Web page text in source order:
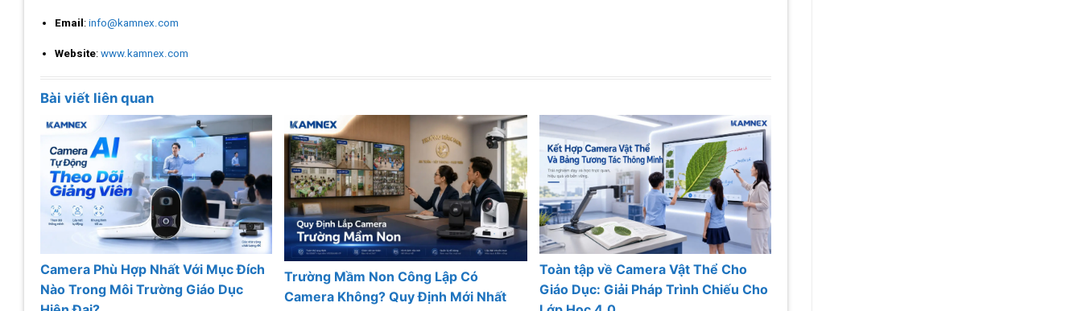
Email : info@kamnex.com
Website: www.kamnex.com
Bài viết liên quan
Camera Phù Hợp Nhất Với Mục Đích
Nào Trong Môi Trường Giáo Dục
Trường Mầm Non Công Lập Có
Camera Không? Quy Định Mới Nhất
Toàn tập về Camera Vật Thể Cho
Giáo Dục: Giải Pháp Trình Chiếu Cho